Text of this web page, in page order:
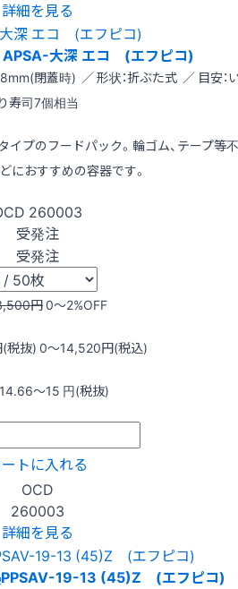
詳細を見る
APSA-大深 エコ (エフピコ)
閉蓋時) ／ 形状：折ぶた式 ／ 目安：
り寿司7個相当
イプのフードパック。輪ゴム、テープ等
におすすめの容器です。
260003
受発注
受発注
円0〜2%OFF
(税抜) 0〜14,520円(税込)
14.66〜15 円(税抜)
トに入れる
OCD
260003
詳細を見る
PPSAV-19-13 (45)Z (エフピコ)